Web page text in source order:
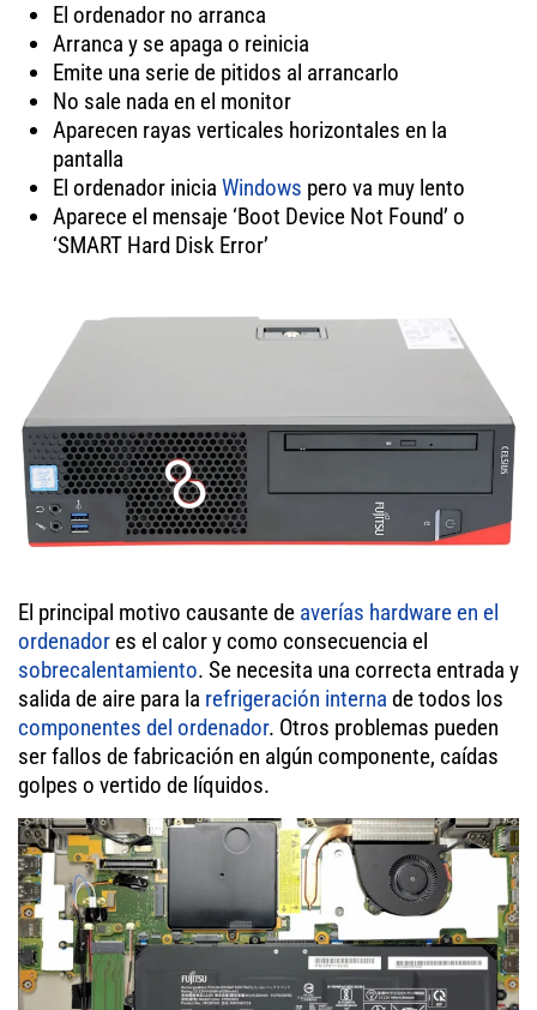
El ordenador no arranca
Arranca y se apaga o reinicia
Emite una serie de pitidos al arrancarlo
No sale nada en el monitor
Aparecen rayas verticales horizontales en la
pantalla
El ordenador inicia Windows pero va muy lento
Aparece el mensaje ‘Boot Device Not Found’ o
‘SMART Hard Disk Error’
El principal motivo causante de averías hardware en el
ordenador es el calor y como consecuencia el
sobrecalentamiento. Se necesita una correcta entrada y
salida de aire para la refrigeración interna de todos los
componentes del ordenador. Otros problemas pueden
ser fallos de fabricación en algún componente, caídas
golpes o vertido de líquidos.